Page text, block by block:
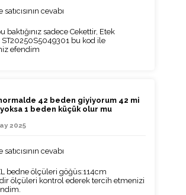
satıcısının cevabı
baktığınız sadece Cekettir, Etek
ST20250S5049301 bu kod ile
efendim
42 beden giyiyorum 42 mi
yoksa 1 beden küçük olur mu
2025
satıcısının cevabı
bedne ölçüleri göğüs:114cm
ölçüleri kontrol ederek tercih etmenizi